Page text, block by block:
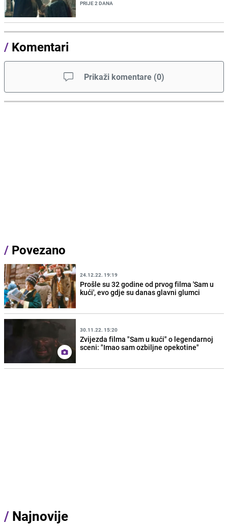
PRIJE 2 DANA
/ Komentari
Prikaži komentare (0)
/ Povezano
24.12.22. 19:19
Prošle su 32 godine od prvog filma 'Sam u
kući', evo gdje su danas glavni glumci
30.11.22. 15:20
Zvijezda filma "Sam u kući" o legendarnoj
sceni: "Imao sam ozbiljne opekotine"
/ Najnovije